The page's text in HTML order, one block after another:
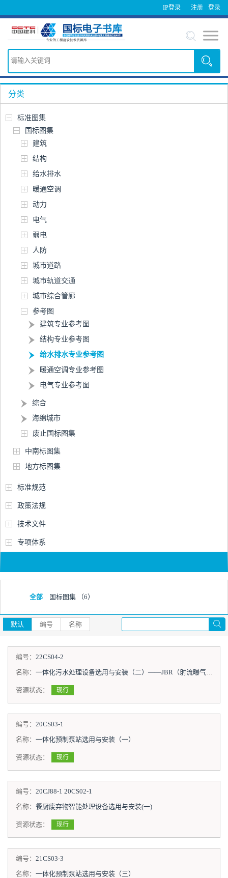
IP登录 登录
注册
分类
标准图集
国标图集
建筑
结构
给水排水
暖通空调
动力
电气
弱电
人防
城市道路
城市轨道交通
城市综合管廊
参考图
建筑专业参考图
结构专业参考图
给水排水专业参考图
暖通空调专业参考图
电气专业参考图
综合
海绵城市
废止国标图集
中南标图集
地方标图集
标准规范
政策法规
技术文件
专项体系
全部 国标图集 （6）
默认 编号 名称
编号： 22CS04-2
名称： 一体化污水处理设备选用与安装（二）——JBR（射流曝气生物膜反应器）
资源状态： 现行
编号： 20CS03-1
名称： 一体化预制泵站选用与安装（一）
资源状态： 现行
编号： 20CJ88-1 20CS02-1
名称： 餐厨废弃物智能处理设备选用与安装(一)
资源状态： 现行
编号： 21CS03-3
名称： 一体化预制泵站选用与安装（三）